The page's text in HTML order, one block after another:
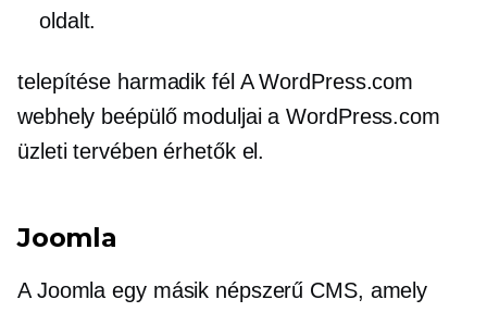
oldalt.
telepítése harmadik fél A WordPress.com
webhely beépülő moduljai a WordPress.com
üzleti tervében érhetők el.
Joomla
A Joomla egy másik népszerű CMS, amely